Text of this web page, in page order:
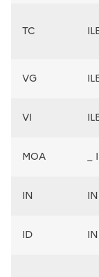
TC
VG
VI
MOA
IN
ID